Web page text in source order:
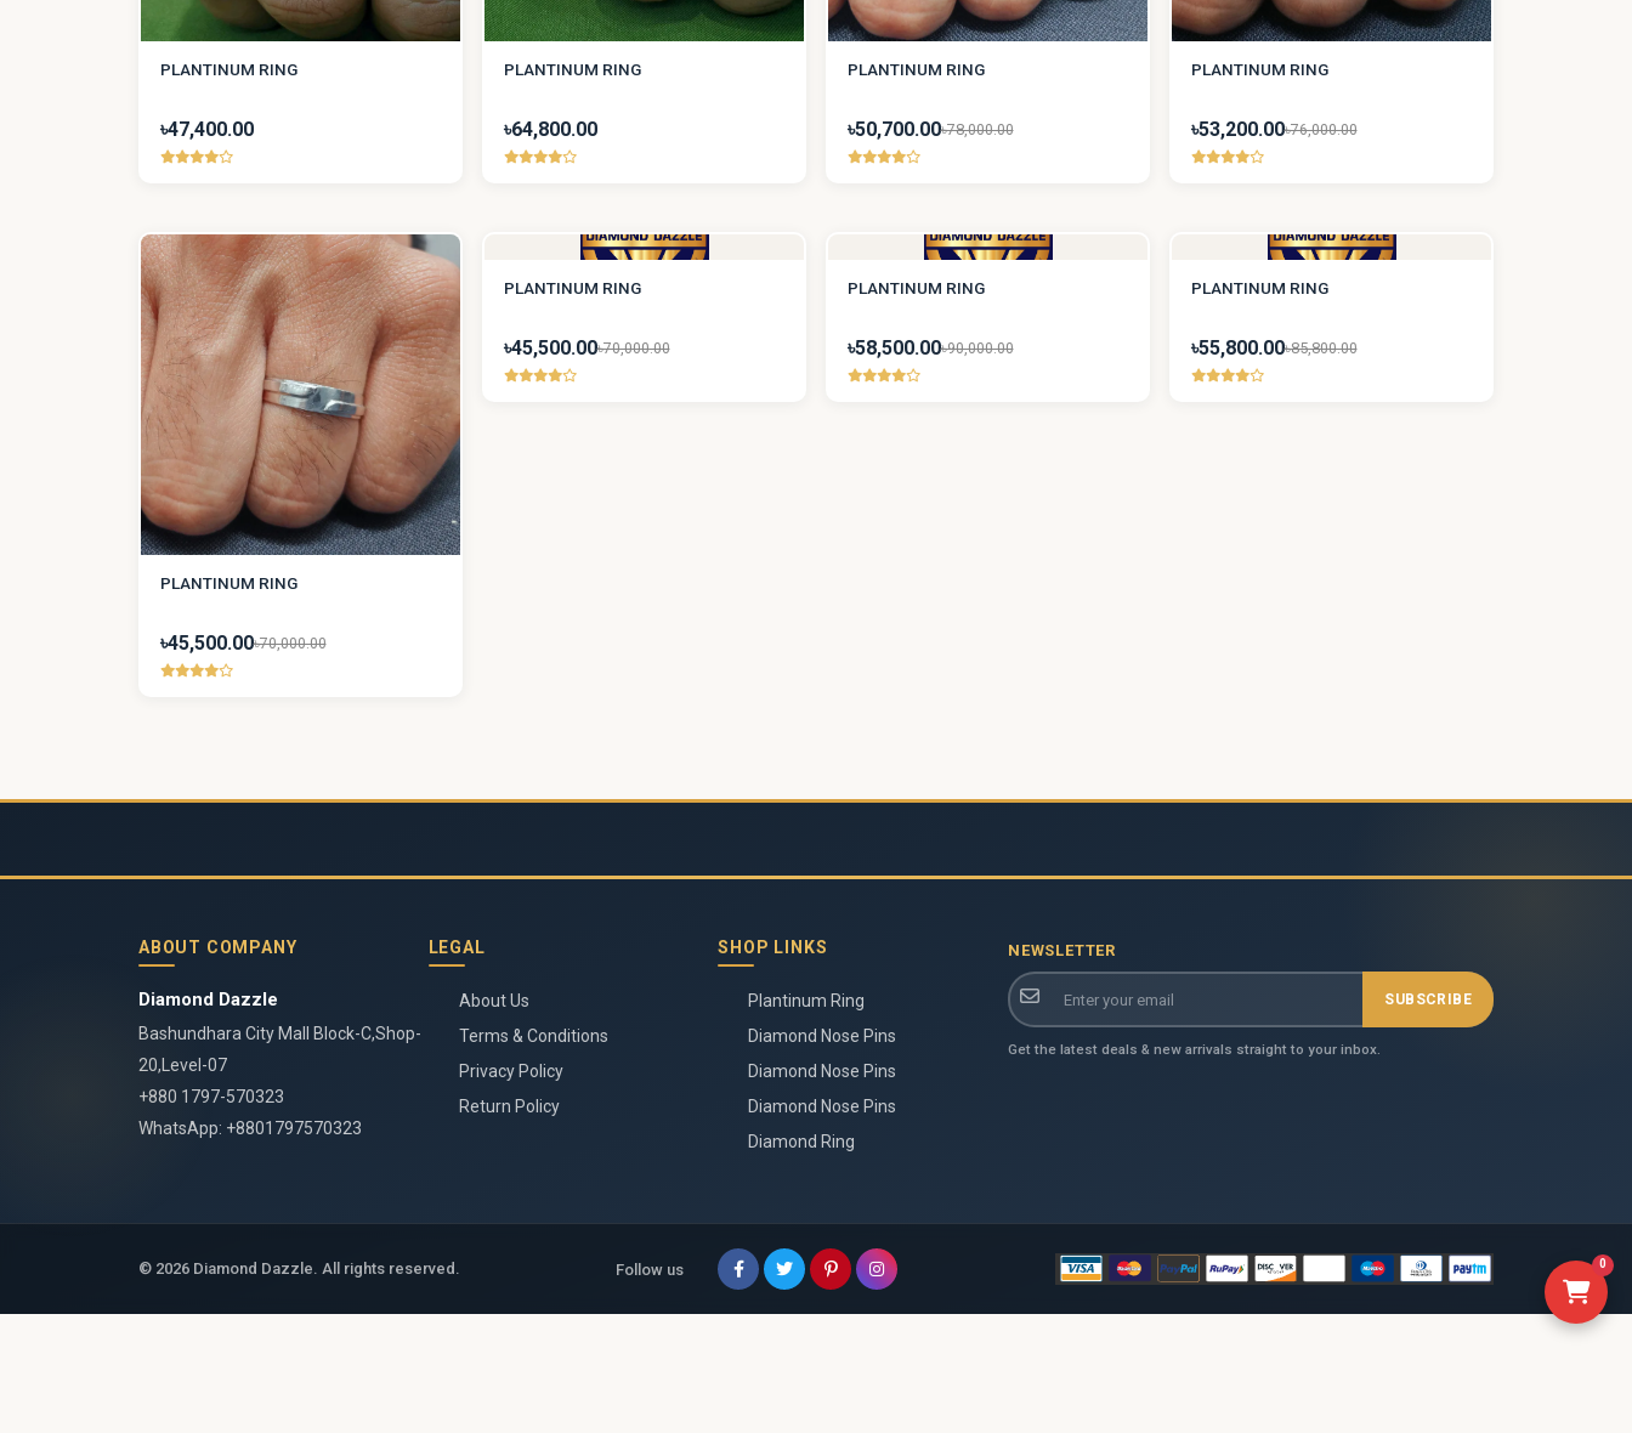
PLANTINUM RING
৳47,400.00
PLANTINUM RING
৳64,800.00
PLANTINUM RING
৳50,700.00৳78,000.00
PLANTINUM RING
৳53,200.00৳76,000.00
PLANTINUM RING
৳45,500.00৳70,000.00
PLANTINUM RING
৳45,500.00৳70,000.00
PLANTINUM RING
৳58,500.00৳90,000.00
PLANTINUM RING
৳55,800.00৳85,800.00
0
ABOUT COMPANY
Diamond Dazzle
Bashundhara City Mall Block-C,Shop-
20,Level-07
+880 1797-570323
WhatsApp: +8801797570323
LEGAL
About Us
Terms & Conditions
Privacy Policy
Return Policy
SHOP LINKS
Plantinum Ring
Diamond Nose Pins
Diamond Nose Pins
Diamond Nose Pins
Diamond Ring
NEWSLETTER
SUBSCRIBE
Get the latest deals & new arrivals straight to your inbox.
© 2026 Diamond Dazzle. All rights reserved. Follow us